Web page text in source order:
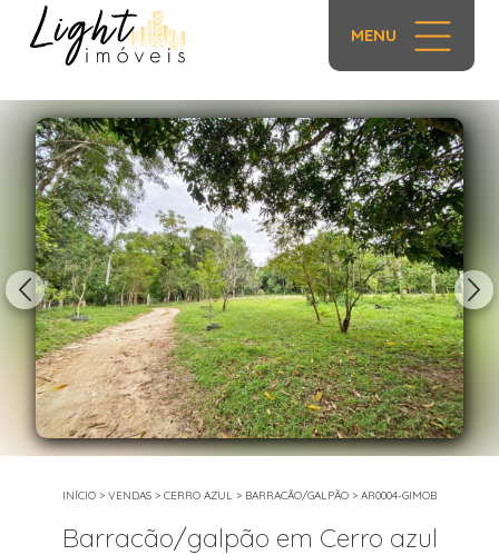
MENU
1/54
INÍCIO > VENDAS > CERRO AZUL > BARRACÃO/GALPÃO > AR0004-GIMOB
Barracão/galpão em Cerro azul